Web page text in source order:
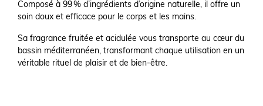
Composé à 99 % d’ingrédients d’origine naturelle, il offre un
soin doux et efficace pour le corps et les mains.
Sa fragrance fruitée et acidulée vous transporte au cœur du
bassin méditerranéen, transformant chaque utilisation en un
véritable rituel de plaisir et de bien-être.